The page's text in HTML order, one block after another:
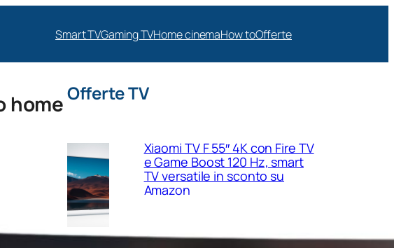
Smart TVGaming TVHome cinemaHow toOfferte
homeOfferte TV
Xiaomi TV F 55″ 4K con Fire TV
e Game Boost 120 Hz, smart
TV versatile in sconto su
Amazon